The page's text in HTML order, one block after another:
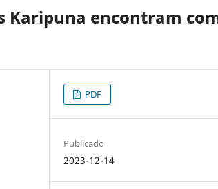
Karipuna encontram
PDF
Publicado
2023-12-14